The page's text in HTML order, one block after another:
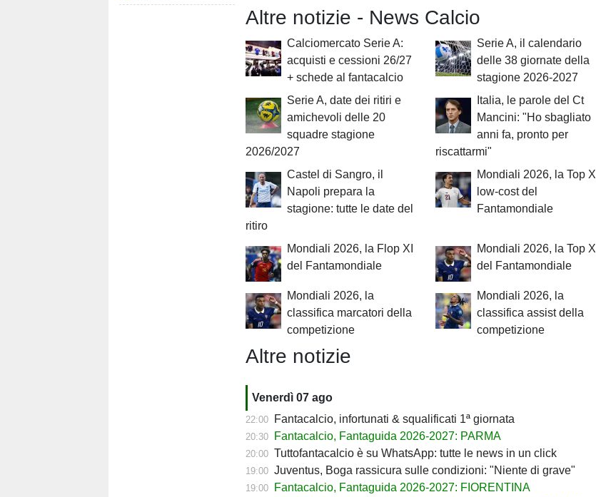
Altre notizie - News Calcio
Calciomercato Serie A:
acquisti e cessioni 26/27
+ schede al fantacalcio
Serie A, il calendario
delle 38 giornate della
stagione 2026-2027
Serie A, date dei ritiri e
amichevoli delle 20
squadre stagione
2026/2027
Italia, le parole del Ct
Mancini: "Ho sbagliato
anni fa, pronto per
riscattarmi"
Castel di Sangro, il
Napoli prepara la
stagione: tutte le date del
ritiro
Mondiali 2026, la Top XI
low-cost del
Fantamondiale
Mondiali 2026, la Flop XI
del Fantamondiale
Mondiali 2026, la Top XI
del Fantamondiale
Mondiali 2026, la
classifica marcatori della
competizione
Mondiali 2026, la
classifica assist della
competizione
Altre notizie
Venerdì 07 ago
22:00 Fantacalcio, infortunati & squalificati 1ª giornata
20:30 Fantacalcio, Fantaguida 2026-2027: PARMA
20:00 Tuttofantacalcio è su WhatsApp: tutte le news in un click
19:00 Juventus, Boga rassicura sulle condizioni: "Niente di grave"
19:00 Fantacalcio, Fantaguida 2026-2027: FIORENTINA